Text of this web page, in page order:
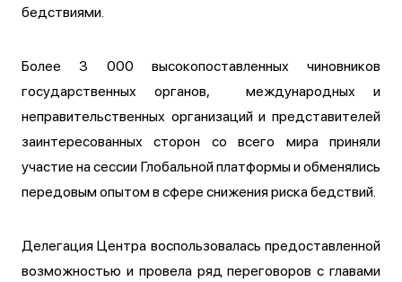
бедствиями.
Более 3 000 высокопоставленных чиновников
государственных органов, международных и
неправительственных организаций и представителей
заинтересованных сторон со всего мира приняли
участие на сессии Глобальной платформы и обменялись
передовым опытом в сфере снижения риска бедствий.
Делегация Центра воспользовалась предоставленной
возможностью и провела ряд переговоров с главами